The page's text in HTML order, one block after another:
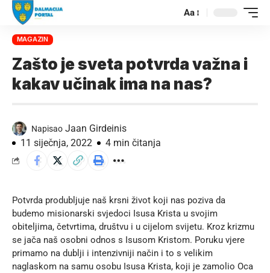
Aa
MAGAZIN
Zašto je sveta potvrda važna i
kakav učinak ima na nas?
Napisao Jaan Girdeinis
11 siječnja, 2022
4 min čitanja
Potvrda produbljuje naš krsni život koji nas poziva da
budemo misionarski svjedoci Isusa Krista u svojim
obiteljima, četvrtima, društvu i u cijelom svijetu. Kroz krizmu
se jača naš osobni odnos s Isusom Kristom. Poruku vjere
primamo na dublji i intenzivniji način i to s velikim
naglaskom na samu osobu Isusa Krista, koji je zamolio Oca